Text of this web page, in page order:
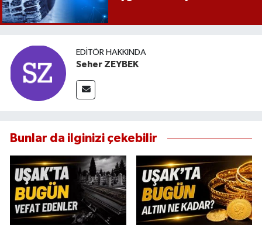
EDITÖR HAKKINDA
Seher ZEYBEK
Bunlar da ilginizi çekebilir